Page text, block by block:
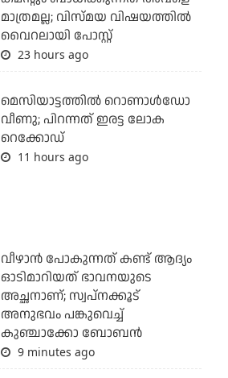
മാത്രമല്ല; വിസ്മയ വിഷയത്തില്‍
വൈറലായി പോസ്റ്റ്
23 hours ago
മെസിയാട്ടത്തില്‍ റൊണാള്‍ഡോ
വീണു; പിറന്നത് ഇരട്ട ലോക
റെക്കോഡ്
11 hours ago
വീഴാന്‍ പോകുന്നത് കണ്ട് ആദ്യം
ഓടിമാറിയത് ഭാവനയുടെ
അച്ഛനാണ്; സ്വപ്‌നക്കൂട്
അനുഭവം പങ്കുവെച്ച്
കുഞ്ചാക്കോ ബോബന്‍
9 minutes ago